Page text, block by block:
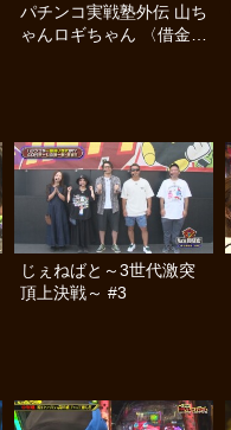
パチンコ実戦塾外伝 山ち
ゃんロギちゃん 〈借金返
じぇねばと～3世代激突
頂上決戦～ #3